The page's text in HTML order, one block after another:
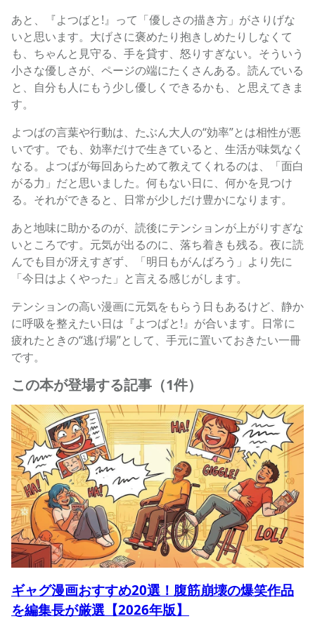
あと、『よつばと!』って「優しさの描き方」がさりげな
いと思います。大げさに褒めたり抱きしめたりしなくて
も、ちゃんと見守る、手を貸す、怒りすぎない。そういう
小さな優しさが、ページの端にたくさんある。読んでいる
と、自分も人にもう少し優しくできるかも、と思えてきま
す。
よつばの言葉や行動は、たぶん大人の“効率”とは相性が悪
いです。でも、効率だけで生きていると、生活が味気なく
なる。よつばが毎回あらためて教えてくれるのは、「面白
がる力」だと思いました。何もない日に、何かを見つけ
る。それができると、日常が少しだけ豊かになります。
あと地味に助かるのが、読後にテンションが上がりすぎな
いところです。元気が出るのに、落ち着きも残る。夜に読
んでも目が冴えすぎず、「明日もがんばろう」より先に
「今日はよくやった」と言える感じがします。
テンションの高い漫画に元気をもらう日もあるけど、静か
に呼吸を整えたい日は『よつばと!』が合います。日常に
疲れたときの“逃げ場”として、手元に置いておきたい一冊
です。
この本が登場する記事（1件）
ギャグ漫画おすすめ20選！腹筋崩壊の爆笑作品
を編集長が厳選【2026年版】